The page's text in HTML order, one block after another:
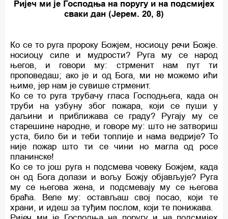
Ријеч ми је Господња на поругу и на подсмијех
сваки дан (Јерем. 20, 8)
Ко се то руга пророку Божјем, носиоцу речи Божје.
носиоцу силе и мудрости? Руга му се народ
његов, и говори му: стрменит нам пут ти
проповедаш; ако је и од Бога, ми не можемо ићи
њиме, јер нам је сувише стрменит.
Ко се то руга трубачу гласа Господњега, када он
труби на узбуну због пожара, који се пуши у
даљини и приближава се граду? Ругају му се
старешине народне, и говоре му: што не затвориш
уста, било би и теби топлије и нама ведрије? То
није пожар што ти се чини но магла од росе
планинске!
Ко се то још руга н подсмева човеку Божјем, када
он од Бога долази и вољу Божју објављује? Руга
му се његова жена, и подсмевају му се његова
браћа. Веле му: остављаш свој посао, који те
храни, и идеш за туђим послом, који те понижава.